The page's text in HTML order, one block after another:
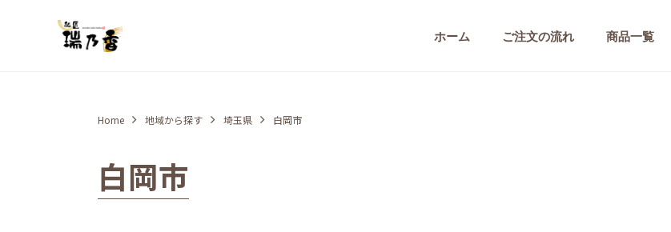
ホーム ご注文の流れ 商品一覧
Home 地域から探す 埼玉県 白岡市
白岡市